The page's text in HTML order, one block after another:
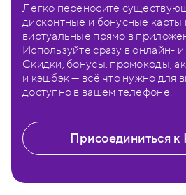
Легко переносите
дисконтные и бонусные карты
виртуальные прямо в
Используйте сразу в онлайн-
Скидки, бонусы, промокоды,
и кэшбэк — всё что нужно для
доступно в вашем телефоне.
Присоединиться